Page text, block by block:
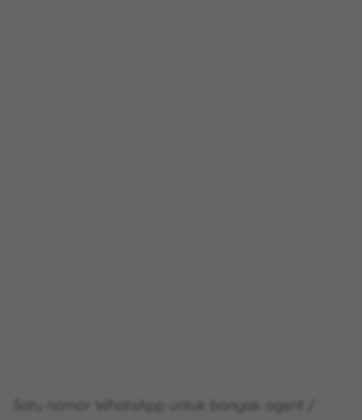
Satu nomor WhatsApp untuk banyak agent /